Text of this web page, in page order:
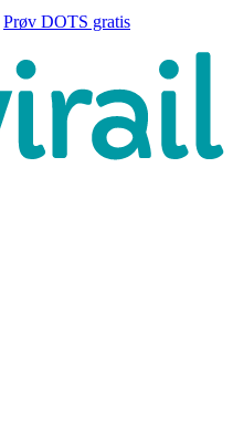
Prøv DOTS gratis